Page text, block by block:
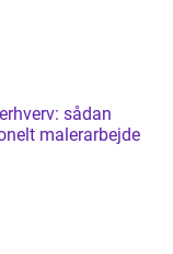
sådan
malerarbejde